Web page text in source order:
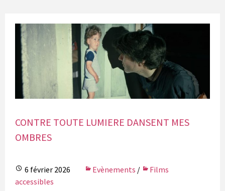
CONTRE TOUTE LUMIERE DANSENT MES
OMBRES
6 février 2026 Evènements /
Films
accessibles